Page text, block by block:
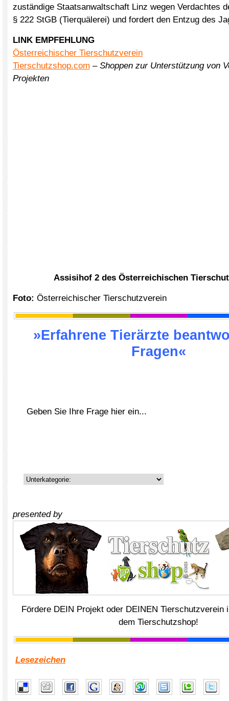
zuständige Staatsanwaltschaft Linz wegen Verdachtes
§ 222 StGB (Tierquälerei) und fordert den Entzug des
LINK EMPFEHLUNG
Österreichischer Tierschutzverein
Tierschutzshop.com – Shoppen zur Unterstützung von
Projekten
Assisihof 2 des Österreichischen
Foto: Österreichischer Tierschutzverein
»Erfahrene Tierärzte
Fragen«
presented by
Fördere DEIN Projekt oder DEINEN Tierschutzverein
dem Tierschutzshop!
Lesezeichen